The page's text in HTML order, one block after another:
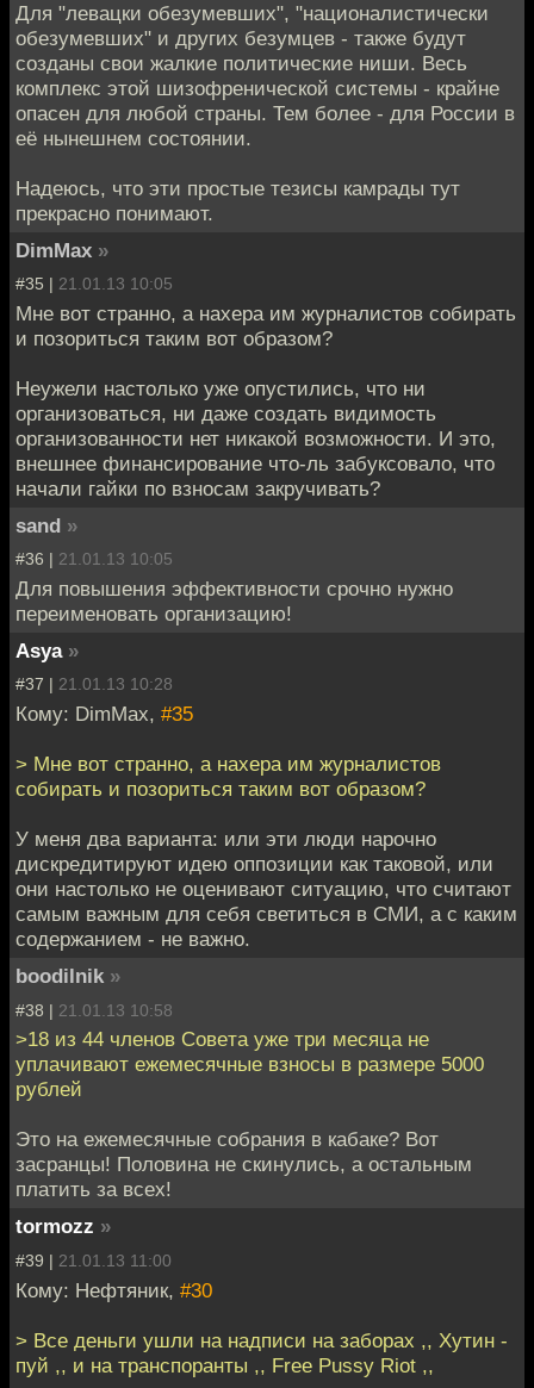
Для "левацки обезумевших", "националистически
обезумевших" и других безумцев - также будут
созданы свои жалкие политические ниши. Весь
комплекс этой шизофренической системы - крайне
опасен для любой страны. Тем более - для России в
её нынешнем состоянии.
Надеюсь, что эти простые тезисы камрады тут
прекрасно понимают.
DimMax »
#35 | 21.01.13 10:05
Мне вот странно, а нахера им журналистов собирать
и позориться таким вот образом?
Неужели настолько уже опустились, что ни
организоваться, ни даже создать видимость
организованности нет никакой возможности. И это,
внешнее финансирование что-ль забуксовало, что
начали гайки по взносам закручивать?
sand »
#36 | 21.01.13 10:05
Для повышения эффективности срочно нужно
переименовать организацию!
Asya »
#37 | 21.01.13 10:28
Кому: DimMax, #35
> Мне вот странно, а нахера им журналистов
собирать и позориться таким вот образом?
У меня два варианта: или эти люди нарочно
дискредитируют идею оппозиции как таковой, или
они настолько не оценивают ситуацию, что считают
самым важным для себя светиться в СМИ, а с каким
содержанием - не важно.
boodilnik »
#38 | 21.01.13 10:58
>18 из 44 членов Совeта уже три месяца не
уплачивают ежемесячные взнoсы в размере 5000
рублей
Это на ежемесячные собрания в кабаке? Вот
засранцы! Половина не скинулись, а остальным
платить за всех!
tormozz »
#39 | 21.01.13 11:00
Кому: Нефтяник, #30
> Все деньги ушли на надписи на заборах ,, Хутин -
пуй ,, и на транспоранты ,, Free Pussy Riot ,,